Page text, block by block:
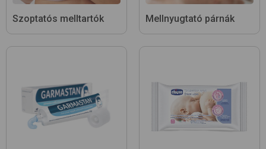
Szoptatós melltartók Mellnyugtató párnák